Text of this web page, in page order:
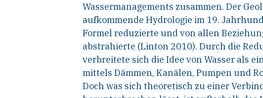
Wassermanagements zusammen. Der
aufkommende Hydrologie im 19.
Formel reduzierte und von allen
abstrahierte (Linton 2010). Durch die
verbreitete sich die Idee von Wasser als
mittels Dämmen, Kanälen, Pumpen und
Doch was sich theoretisch zu einer